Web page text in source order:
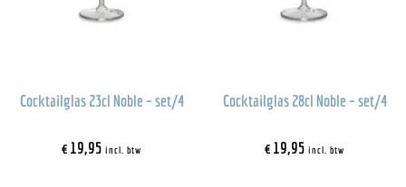
Cocktailglas 23cl Noble – set/4
€19,95 incl. btw
Cocktailglas 28cl Noble – set/4
€19,95 incl. btw